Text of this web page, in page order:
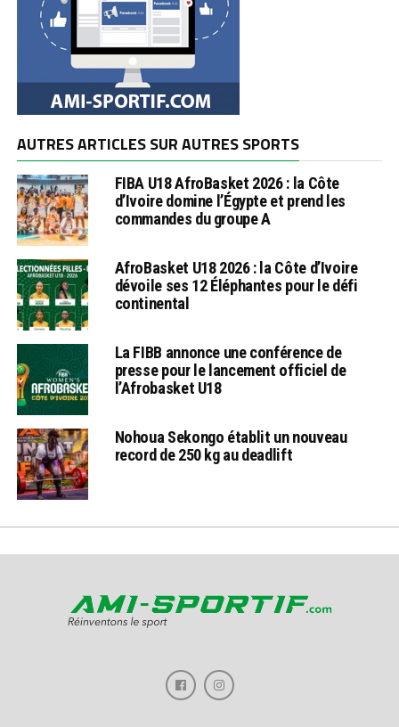
AUTRES ARTICLES SUR AUTRES SPORTS
FIBA U18 AfroBasket 2026 : la Côte
d’Ivoire domine l’Égypte et prend les
commandes du groupe A
AfroBasket U18 2026 : la Côte d’Ivoire
dévoile ses 12 Éléphantes pour le défi
continental
La FIBB annonce une conférence de
presse pour le lancement officiel de
l’Afrobasket U18
Nohoua Sekongo établit un nouveau
record de 250 kg au deadlift